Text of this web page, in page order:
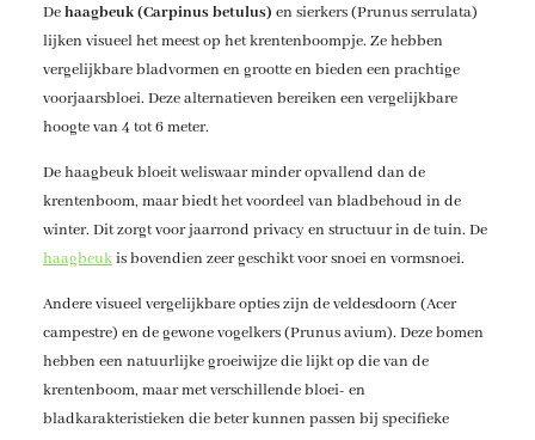
Dehaagbeuk (Carpinus betulus) en sierkers (Prunus serrulata)
lijken visueel het meest op het krentenboompje. Ze hebben
vergelijkbare bladvormen en grootte en bieden een prachtige
voorjaarsbloei. Deze alternatieven bereiken een vergelijkbare
hoogte van 4 tot 6 meter.
De haagbeuk bloeit weliswaar minder opvallend dan de
krentenboom, maar biedt het voordeel van bladbehoud in de
winter. Dit zorgt voor jaarrond privacy en structuur in de tuin. De
haagbeukis bovendien zeer geschikt voor snoei en vormsnoei.
Andere visueel vergelijkbare opties zijn de veldesdoorn (Acer
campestre) en de gewone vogelkers (Prunus avium). Deze bomen
hebben een natuurlijke groeiwijze die lijkt op die van de
krentenboom, maar met verschillende bloei- en
bladkarakteristieken die beter kunnen passen bij specifieke